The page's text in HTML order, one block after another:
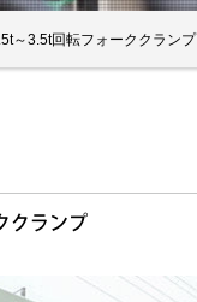
～3.5t回転フォーククランプ
クランプ